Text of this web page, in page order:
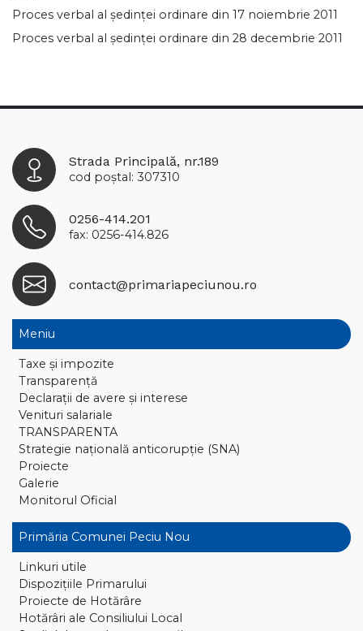
Proces verbal al ședinței ordinare din 17 noiembrie 2011
Proces verbal al ședinței ordinare din 28 decembrie 2011
Strada Principală, nr.189
cod poștal: 307310
0256-414.201
fax: 0256-414.826
contact@primariapeciunou.ro
Meniu
Taxe și impozite
Transparență
Declaraţii de avere și interese
Venituri salariale
TRANSPARENTA
Strategie națională anticorupție (SNA)
Proiecte
Galerie
Monitorul Oficial
Primăria Comunei Peciu Nou
Linkuri utile
Dispoziţiile Primarului
Proiecte de Hotărâre
Hotărâri ale Consiliului Local